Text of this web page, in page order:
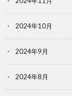
2024年10月
2024年9月
2024年8月